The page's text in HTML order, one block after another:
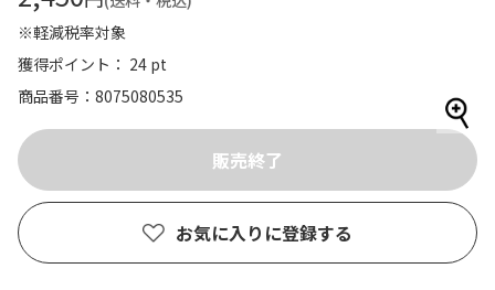
※軽減税率対象
獲得ポイント： 24 pt
商品番号
8075080535
お気に入りに登録する